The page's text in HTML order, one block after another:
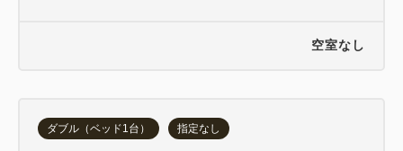
空室なし
ダブル（ベッド1台） 指定なし